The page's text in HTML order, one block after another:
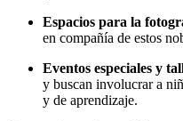
Espacios para la
en compañía de estos
Eventos especiales y
y buscan involucrar a
y de aprendizaje.